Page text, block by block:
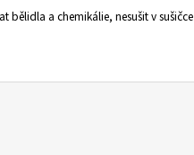
bělidla a chemikálie, nesušit v sušičce